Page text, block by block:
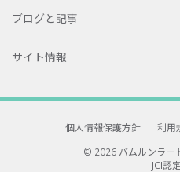
ブログと記事
サイト情報
個人情報保護方針 | 利用
© 2026 バムルンラー
JCI認